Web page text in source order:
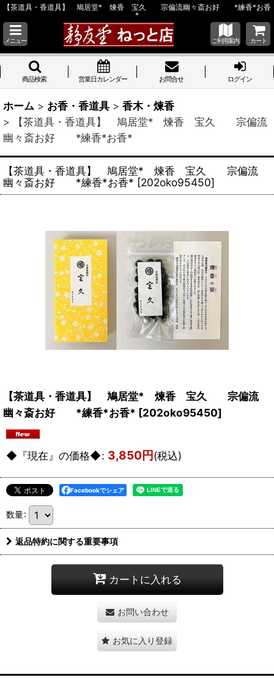
【茶道具・香道具】 鳩居堂* 煉香 宝久 宗偏流幽々斎お好 *練香*お香
*
メニュー ご利用案内 カート
商品検索 営業日カレンダー お問合せ ログイン
ホーム > お香・香道具 > 香木・煉香
>
【茶道具・香道具】 鳩居堂* 煉香 宝久 宗偏流
幽々斎お好 *練香*お香*
【茶道具・香道具】 鳩居堂* 煉香 宝久 宗偏流
幽々斎お好 *練香*お香* [202oko95450]
【茶道具・香道具】 鳩居堂* 煉香 宝久 宗偏流
幽々斎お好 *練香*お香* [202oko95450]
◆『現在』の価格◆: 3,850円(税込)
Facebookでシェア
数量:
返品特約に関する重要事項
カートに入れる
お問い合わせ
お気に入り登録